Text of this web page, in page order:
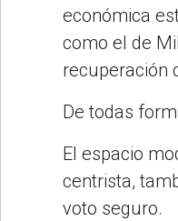
económica
como el de
recuperación
De todas
El espacio
centrista,
voto seguro.